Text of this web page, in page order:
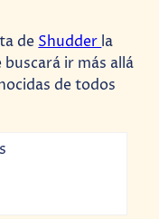
de Shudder la
ir más allá
de todos